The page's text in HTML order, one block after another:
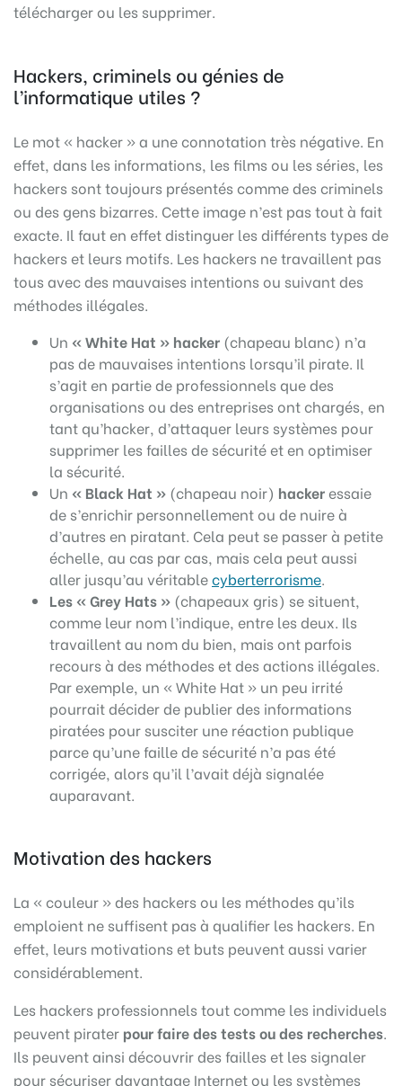
télécharger ou les supprimer.
Hackers, criminels ou génies de
l’informatique utiles ?
Le mot « hacker » a une connotation très négative. En
effet, dans les informations, les films ou les séries, les
hackers sont toujours présentés comme des criminels
ou des gens bizarres. Cette image n’est pas tout à fait
exacte. Il faut en effet distinguer les différents types de
hackers et leurs motifs. Les hackers ne travaillent pas
tous avec des mauvaises intentions ou suivant des
méthodes illégales.
Un « White Hat » hacker (chapeau blanc) n’a
pas de mauvaises intentions lorsqu’il pirate. Il
s’agit en partie de professionnels que des
organisations ou des entreprises ont chargés, en
tant qu’hacker, d’attaquer leurs systèmes pour
supprimer les failles de sécurité et en optimiser
la sécurité.
Un « Black Hat » (chapeau noir) hacker essaie
de s’enrichir personnellement ou de nuire à
d’autres en piratant. Cela peut se passer à petite
échelle, au cas par cas, mais cela peut aussi
aller jusqu’au véritablecyberterrorisme.
Les « Grey Hats » (chapeaux gris) se situent,
comme leur nom l’indique, entre les deux. Ils
travaillent au nom du bien, mais ont parfois
recours à des méthodes et des actions illégales.
Par exemple, un « White Hat » un peu irrité
pourrait décider de publier des informations
piratées pour susciter une réaction publique
parce qu’une faille de sécurité n’a pas été
corrigée, alors qu’il l’avait déjà signalée
auparavant.
Motivation des hackers
La « couleur » des hackers ou les méthodes qu’ils
emploient ne suffisent pas à qualifier les hackers. En
effet, leurs motivations et buts peuvent aussi varier
considérablement.
Les hackers professionnels tout comme les individuels
peuvent pirater pour faire des tests ou des recherches.
Ils peuvent ainsi découvrir des failles et les signaler
pour sécuriser davantage Internet ou les systèmes